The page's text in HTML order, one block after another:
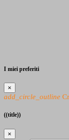
I miei preferiti
×
add_circle_outline
((title))
×